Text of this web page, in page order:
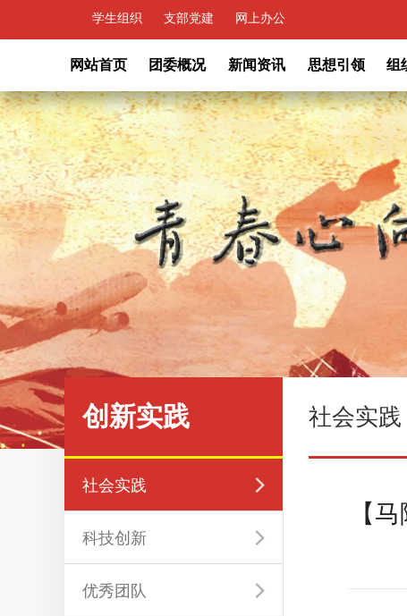
学生组织 支部党建 网上办公
网站首页 团委概况 新闻资讯 思想引领 组
创新实践
社会实践
科技创新
优秀团队
社会实践
【